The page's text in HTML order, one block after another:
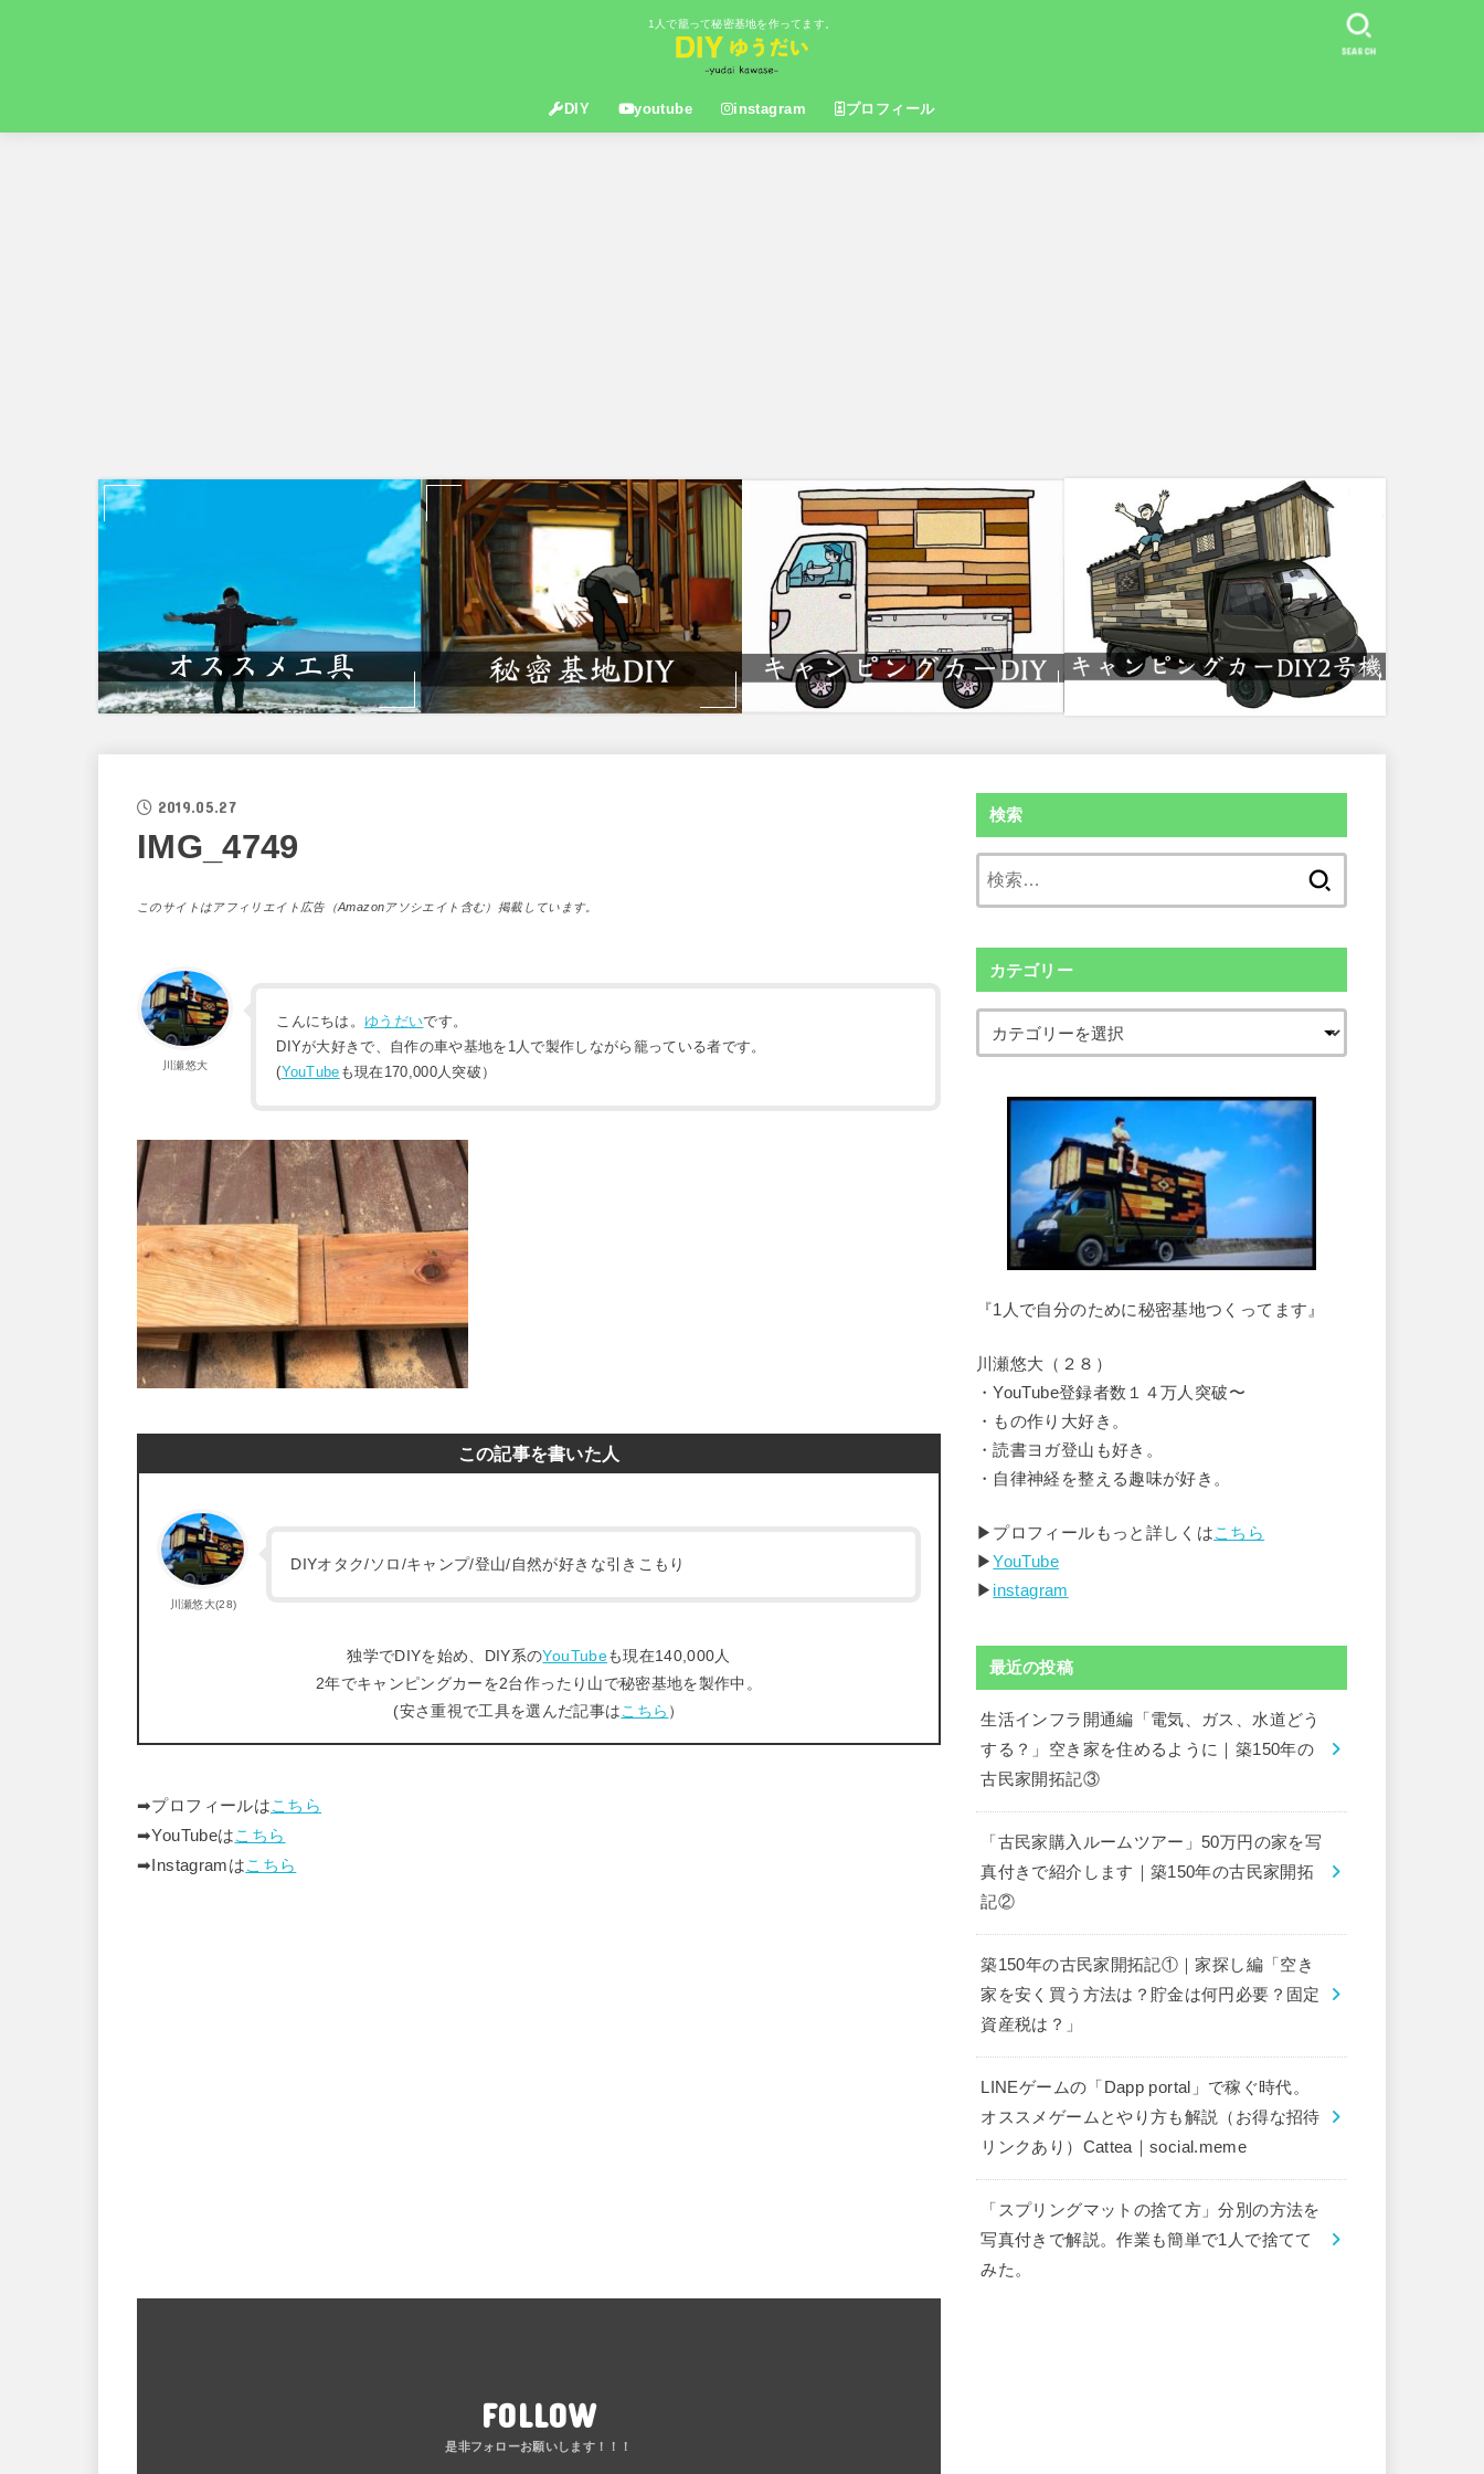
1人で籠って秘密基地を作ってます。
DIY youtube instagram プロフィール
SEARCH
2019.05.27
IMG_4749
このサイトはアフィリエイト広告（Amazonアソシエイト含む）掲載しています。
川瀬悠大
こんにちは。ゆうだいです。
DIYが大好きで、自作の車や基地を1人で製作しながら籠っている者です。
(YouTube も現在170,000人突破）
この記事を書いた人
川瀬悠大(28)
DIYオタク/ソロ/キャンプ/登山/自然が好きな引きこもり
独学でDIYを始め、DIY系のYouTubeも現在140,000人
2年でキャンピングカーを2台作ったり山で秘密基地を製作中。
(安さ重視で工具を選んだ記事はこちら ）
➡︎プロフィールはこちら
➡︎YouTubeはこちら
➡︎Instagramはこちら
FOLLOW
検索
カテゴリー
『1人で自分のために秘密基地つくってます』
川瀬悠大（２８）
・YouTube登録者数１４万人突破〜
・もの作り大好き。
・読書ヨガ登山も好き。
・自律神経を整える趣味が好き。
▶︎プロフィールもっと詳しくはこちら
▶︎YouTube
▶︎ instagram
最近の投稿
生活インフラ開通編「電気、ガス、水道どう
する？」空き家を住めるように｜築150年の
古民家開拓記③
「古民家購入ルームツアー」50万円の家を写
真付きで紹介します｜築150年の古民家開拓
記②
築150年の古民家開拓記①｜家探し編「空き
家を安く買う方法は？貯金は何円必要？固定
資産税は？」
LINEゲームの「Dapp portal」で稼ぐ時代。
オススメゲームとやり方も解説（お得な招待
リンクあり）Cattea｜social.meme
「スプリングマットの捨て方」分別の方法を
写真付きで解説。作業も簡単で1人で捨てて
みた。